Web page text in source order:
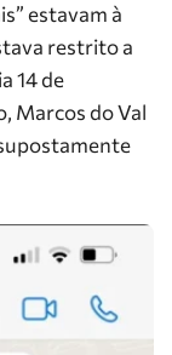
estavam à
restrito a
14 de
Marcos do Val